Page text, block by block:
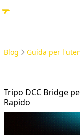
Blog
Guida per
Tripo DCC Bridge
Rapido